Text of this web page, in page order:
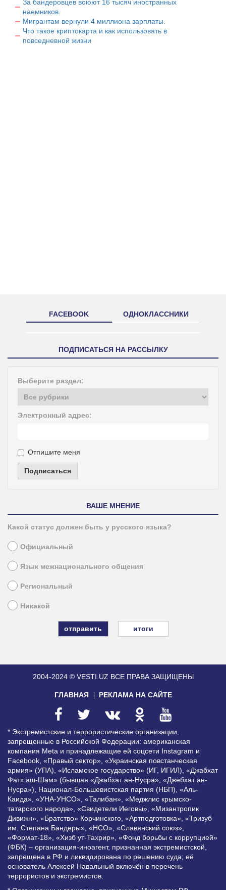
За бандеровцев воюют 16 тысяч иностранных
наемников.
Мигрантам вернули 4 миллиона зарплаты.
Что такое криптокарта и как использовать в
повседневной жизни
FACEBOOK ОДНОКЛАССНИКИ
ПОДПИСАТЬСЯ НА РАССЫЛКУ
Выберите раздел:
Электронный адрес:
Отпишите меня
Подписаться
ВАШЕ МНЕНИЕ
Какой статус должен быть у русского языка?
Официальный
Язык межнационального общения
Региональный
Никакой
итоги
2004-2024 © VESTI.UZ ВСЕ ПРАВА ЗАЩИЩЕНЫ
ГЛАВНАЯ РЕКЛАМА НА САЙТЕ
* Экстремистские и террористические организации,
запрещенные в Российской Федерации: американская
компания Meta и принадлежащие ей соцсети Instagram и
Facebook, «Правый сектор», «Украинская повстанческая
армия» (УПА), «Исламское государство» (ИГ, ИГИЛ), «Джабхат
Фатх аш-Шам» (бывшая «Джабхат ан-Нусра», «Джебхат ан-
Нусра»), Национал-Большевистская партия (НБП), «Аль-
Каида», «УНА-УНСО», «Талибан», «Меджлис крымско-
татарского народа», «Свидетели Иеговы», «Мизантропик
Дивижн», «Братство» Корчинского, «Артподготовка», «Тризуб
им. Степана Бандеры», «НСО», «Славянский союз»,
«Формат-18», «Хизб ут-Тахрир», «Фонд борьбы с коррупцией»
(ФБК) – организация-иноагент, признанная экстремистской,
запрещена в РФ и ликвидирована по решению суда; её
основатель Алексей Навальный включён в перечень
террористов и экстремистов.